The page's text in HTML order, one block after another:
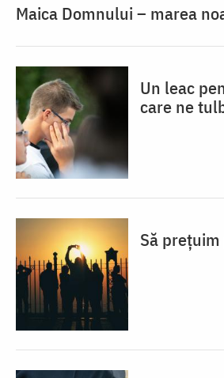
Maica Domnului – marea
Un leac
care ne
Să